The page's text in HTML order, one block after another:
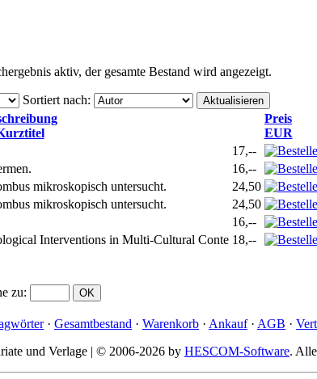
aktiv, der gesamte Bestand wird angezeigt.
Sortiert nach:
Preis
EUR
17,--
16,--
mikroskopisch untersucht.
24,50
mikroskopisch untersucht.
24,50
16,--
Interventions in Multi-Cultural Conte 18,--
zu:
· Gesamtbestand · Warenkorb · Ankauf· AGB ·
und Verlage | © 2006-2026 by HESCOM-Software.